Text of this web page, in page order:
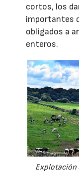
cortos, los
importantes
obligados a
enteros.
Explotación